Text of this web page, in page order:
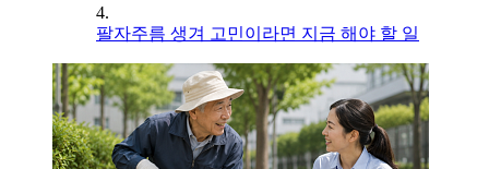
4.
팔자주름 생겨 고민이라면 지금 해야 할 일